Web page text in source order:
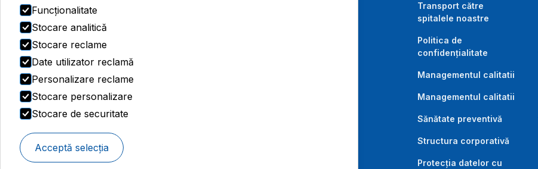
Funcționalitate
Stocare analitică
Stocare reclame
Date utilizator reclamă
Personalizare reclame
Stocare personalizare
Stocare de securitate
Acceptă selecția
Transport către
spitalele noastre
Politica de
confidențialitate
Managementul calitatii
Managementul calitatii
Sănătate preventivă
Structura corporativă
Protecția datelor cu